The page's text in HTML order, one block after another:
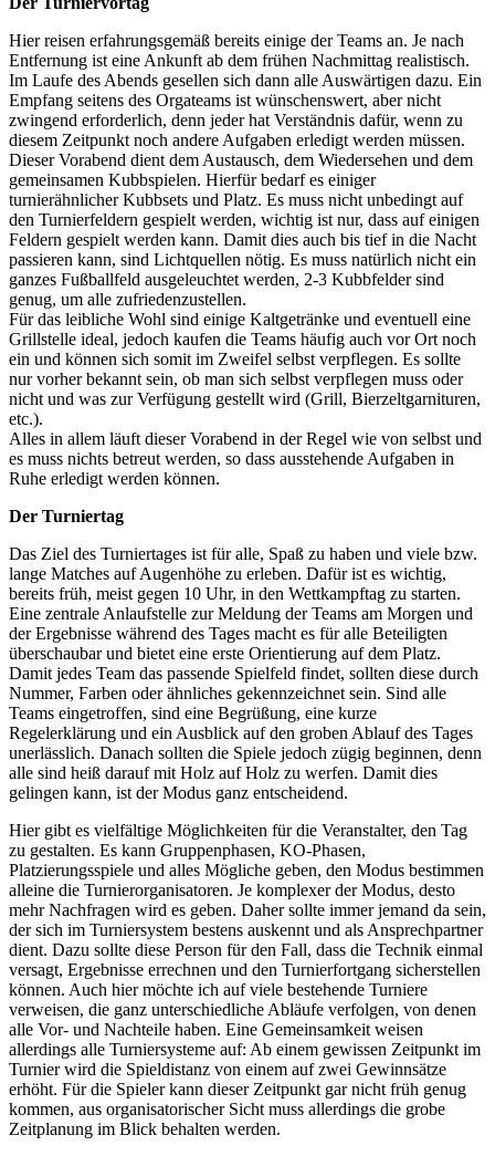
Hier reisen erfahrungsgemäß bereits einige der Teams an. Je nach
Entfernung ist eine Ankunft ab dem frühen Nachmittag realistisch.
Im Laufe des Abends gesellen sich dann alle Auswärtigen dazu. Ein
Empfang seitens des Orgateams ist wünschenswert, aber nicht
zwingend erforderlich, denn jeder hat Verständnis dafür, wenn zu
diesem Zeitpunkt noch andere Aufgaben erledigt werden müssen.
Dieser Vorabend dient dem Austausch, dem Wiedersehen und dem
gemeinsamen Kubbspielen. Hierfür bedarf es einiger
turnierähnlicher Kubbsets und Platz. Es muss nicht unbedingt auf
den Turnierfeldern gespielt werden, wichtig ist nur, dass auf einigen
Feldern gespielt werden kann. Damit dies auch bis tief in die Nacht
passieren kann, sind Lichtquellen nötig. Es muss natürlich nicht ein
ganzes Fußballfeld ausgeleuchtet werden, 2-3 Kubbfelder sind
genug, um alle zufriedenzustellen.
Für das leibliche Wohl sind einige Kaltgetränke und eventuell eine
Grillstelle ideal, jedoch kaufen die Teams häufig auch vor Ort noch
ein und können sich somit im Zweifel selbst verpflegen. Es sollte
nur vorher bekannt sein, ob man sich selbst verpflegen muss oder
nicht und was zur Verfügung gestellt wird (Grill, Bierzeltgarnituren,
etc.).
Alles in allem läuft dieser Vorabend in der Regel wie von selbst und
es muss nichts betreut werden, so dass ausstehende Aufgaben in
Ruhe erledigt werden können.
Der Turniertag
Das Ziel des Turniertages ist für alle, Spaß zu haben und viele bzw.
lange Matches auf Augenhöhe zu erleben. Dafür ist es wichtig,
bereits früh, meist gegen 10 Uhr, in den Wettkampftag zu starten.
Eine zentrale Anlaufstelle zur Meldung der Teams am Morgen und
der Ergebnisse während des Tages macht es für alle Beteiligten
überschaubar und bietet eine erste Orientierung auf dem Platz.
Damit jedes Team das passende Spielfeld findet, sollten diese durch
Nummer, Farben oder ähnliches gekennzeichnet sein. Sind alle
Teams eingetroffen, sind eine Begrüßung, eine kurze
Regelerklärung und ein Ausblick auf den groben Ablauf des Tages
unerlässlich. Danach sollten die Spiele jedoch zügig beginnen, denn
alle sind heiß darauf mit Holz auf Holz zu werfen. Damit dies
gelingen kann, ist der Modus ganz entscheidend.
Hier gibt es vielfältige Möglichkeiten für die Veranstalter, den Tag
zu gestalten. Es kann Gruppenphasen, KO-Phasen,
Platzierungsspiele und alles Mögliche geben, den Modus bestimmen
alleine die Turnierorganisatoren. Je komplexer der Modus, desto
mehr Nachfragen wird es geben. Daher sollte immer jemand da sein,
der sich im Turniersystem bestens auskennt und als Ansprechpartner
dient. Dazu sollte diese Person für den Fall, dass die Technik einmal
versagt, Ergebnisse errechnen und den Turnierfortgang sicherstellen
können. Auch hier möchte ich auf viele bestehende Turniere
verweisen, die ganz unterschiedliche Abläufe verfolgen, von denen
alle Vor- und Nachteile haben. Eine Gemeinsamkeit weisen
allerdings alle Turniersysteme auf: Ab einem gewissen Zeitpunkt im
Turnier wird die Spieldistanz von einem auf zwei Gewinnsätze
erhöht. Für die Spieler kann dieser Zeitpunkt gar nicht früh genug
kommen, aus organisatorischer Sicht muss allerdings die grobe
Zeitplanung im Blick behalten werden.